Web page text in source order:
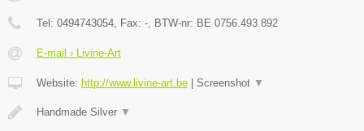
Tel: 0494743054 , Fax: - , BTW-nr: BE 0756.493.892
E-mail › Livine-Art
Website: http://www.livine-art.be | Screenshot ▼
Handmade Silver ▼